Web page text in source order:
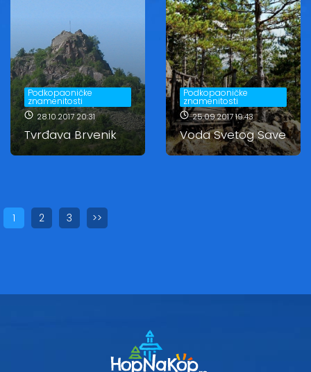
Podkopaoničke
znamenitosti
28.10.2017 20:31
Tvrđava Brvenik
Podkopaoničke
znamenitosti
25.09.2017 19:43
Voda Svetog Save
1 2 3 >>